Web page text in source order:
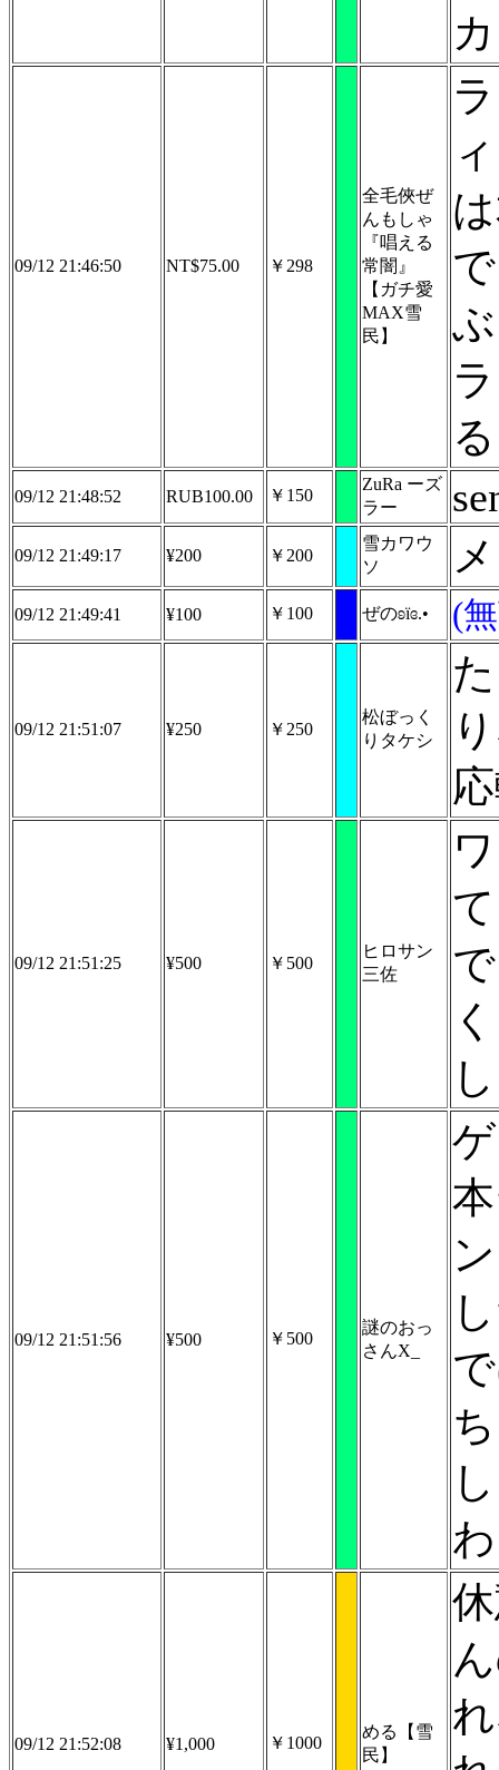
09/12 21:46:50 NT$75.00 ￥298
全毛俠ぜ
んもしゃ
『唱える
常闇』
【ガチ愛
MAX雪
民】
09/12 21:48:52 RUB100.00 ￥150
ZuRa ーズ
ラー
09/12 21:49:17 ¥200 ￥200
雪カワウ
ソ
09/12 21:49:41 ¥100 ￥100 ぜのʚïɞ.• (
09/12 21:51:07 ¥250 ￥250
松ぼっく
りタケシ
09/12 21:51:25 ¥500 ￥500
ヒロサン
三佐
09/12 21:51:56 ¥500 ￥500
謎のおっ
さんX_
09/12 21:52:08 ¥1,000 ￥1000
める【雪
民】